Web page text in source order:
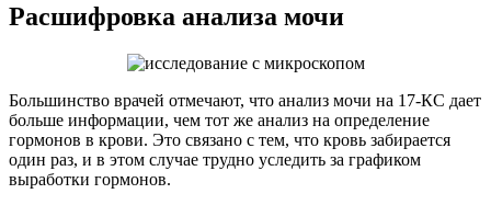
Расшифровка анализа мочи
Большинство врачей отмечают, что анализ мочи на 17-КС дает
больше информации, чем тот же анализ на определение
гормонов в крови. Это связано с тем, что кровь забирается
один раз, и в этом случае трудно уследить за графиком
выработки гормонов.